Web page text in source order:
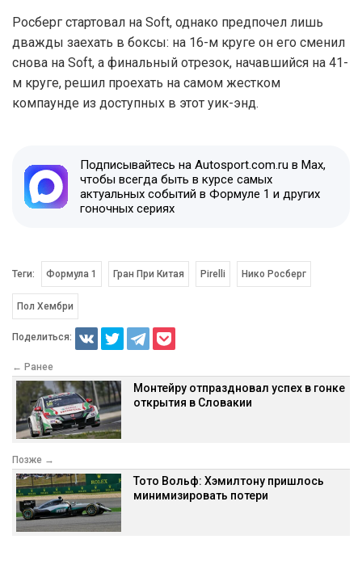
Росберг стартовал на Soft, однако предпочел лишь
дважды заехать в боксы: на 16-м круге он его сменил
снова на Soft, а финальный отрезок, начавшийся на 41-
м круге, решил проехать на самом жестком
компаунде из доступных в этот уик-энд.
Подписывайтесь на Autosport.com.ru в Max,
чтобы всегда быть в курсе самых
актуальных событий в Формуле 1 и других
гоночных сериях
Теги: Формула 1 Гран При Китая Pirelli Нико Росберг
Пол Хембри
Поделиться:
← Ранее
Монтейру отпраздновал успех в гонке
открытия в Словакии
Позже →
Тото Вольф: Хэмилтону пришлось
минимизировать потери